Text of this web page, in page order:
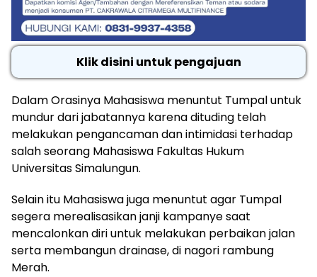
Klik disini untuk pengajuan
Dalam Orasinya Mahasiswa menuntut Tumpal untuk
mundur dari jabatannya karena dituding telah
melakukan pengancaman dan intimidasi terhadap
salah seorang Mahasiswa Fakultas Hukum
Universitas Simalungun.
Selain itu Mahasiswa juga menuntut agar Tumpal
segera merealisasikan janji kampanye saat
mencalonkan diri untuk melakukan perbaikan jalan
serta membangun drainase, di nagori rambung
Merah.